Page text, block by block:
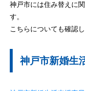
神戸市には住み替えに
す。
こちらについても確認
神戸市新婚生